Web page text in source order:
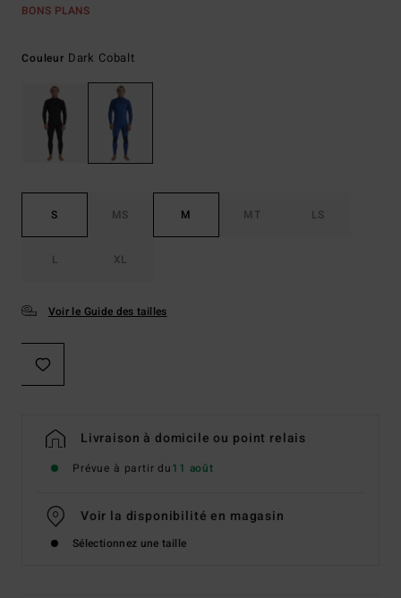
BONS PLANS
Couleur Dark Cobalt
S MS M MT LS
L XL
Voir le Guide des tailles
Livraison à domicile ou point relais
Prévue à partir du11 août
Voir la disponibilité en magasin
Sélectionnez une taille